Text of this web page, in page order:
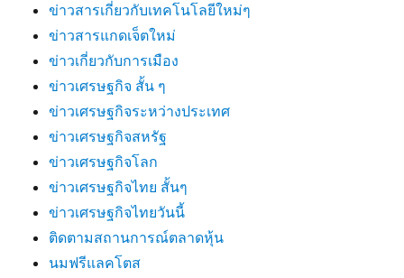
ข่าวสารเกี่ยวกับเทคโนโลยีใหม่ๆ
ข่าวสารแกดเจ็ตใหม่
ข่าวเกี่ยวกับการเมือง
ข่าวเศรษฐกิจ สั้น ๆ
ข่าวเศรษฐกิจระหว่างประเทศ
ข่าวเศรษฐกิจสหรัฐ
ข่าวเศรษฐกิจโลก
ข่าวเศรษฐกิจไทย สั้นๆ
ข่าวเศรษฐกิจไทยวันนี้
ติดตามสถานการณ์ตลาดหุ้น
นมฟรีแลคโตส